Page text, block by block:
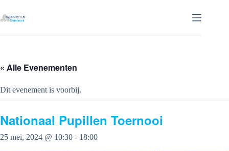
naar
de
« Alle Evenementen
Dit evenement is voorbij.
Nationaal Pupillen Toernooi
25 mei, 2024 @ 10:30 - 18:00